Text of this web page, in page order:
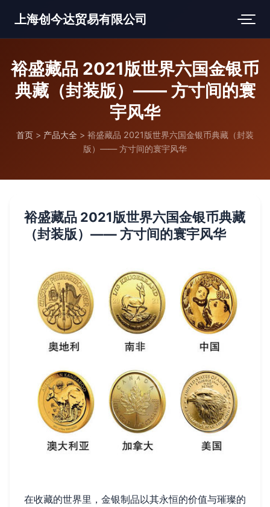
上海创今达贸易有限公司
裕盛藏品 2021版世界六国金银币
典藏（封装版）—— 方寸间的寰
宇风华
首页 > 产品大全 > 裕盛藏品 2021版世界六国金银币典藏（封装
版）—— 方寸间的寰宇风华
裕盛藏品 2021版世界六国金银币典藏
（封装版）—— 方寸间的寰宇风华
在收藏的世界里，金银制品以其永恒的价值与璀璨的